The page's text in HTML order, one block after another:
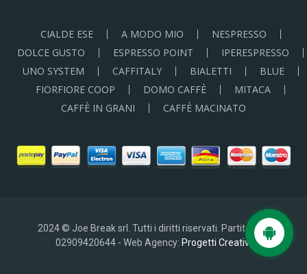
CIALDE ESE A MODO MIO
NESPRESSO
DOLCE GUSTO
ESPRESSO POINT
IPERESPRESSO
UNO SYSTEM
CAFFITALY BIALETTI
BLUE
FIORFIORE COOP
DOMO CAFFÈ
MITACA
CAFFÈ IN GRANI
CAFFÈ MACINATO
2024 © Joe Break srl. Tutti i diritti riservati. Partita IVA:
02909420644 - Web Agency: Progetti Creativi